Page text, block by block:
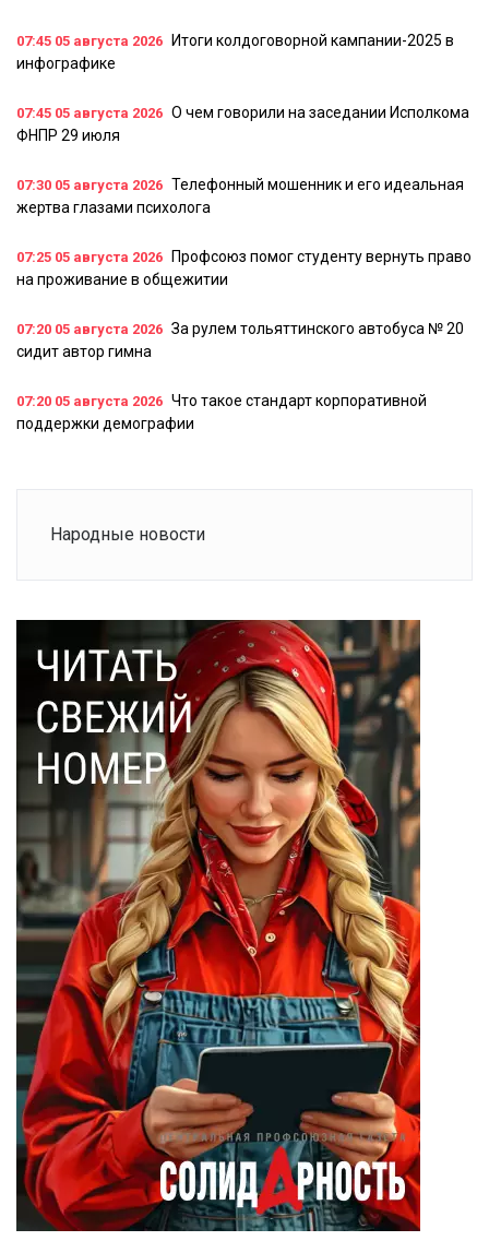
07:45 05 августа 2026
Итоги колдоговорной кампании-2025 в
инфографике
07:45 05 августа 2026 О чем говорили на заседании Исполкома
ФНПР 29 июля
07:30 05 августа 2026 Телефонный мошенник и его идеальная
жертва глазами психолога
07:25 05 августа 2026
Профсоюз помог студенту вернуть право
на проживание в общежитии
07:20 05 августа 2026 За рулем тольяттинского автобуса № 20
сидит автор гимна
07:20 05 августа 2026 Что такое стандарт корпоративной
поддержки демографии
Народные новости